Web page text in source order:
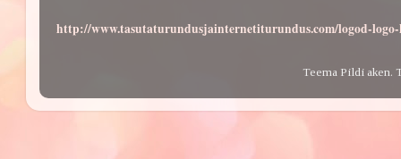
http://www.tasutaturundusjainternetiturundus.com/logod-
Teema Pildi aken.